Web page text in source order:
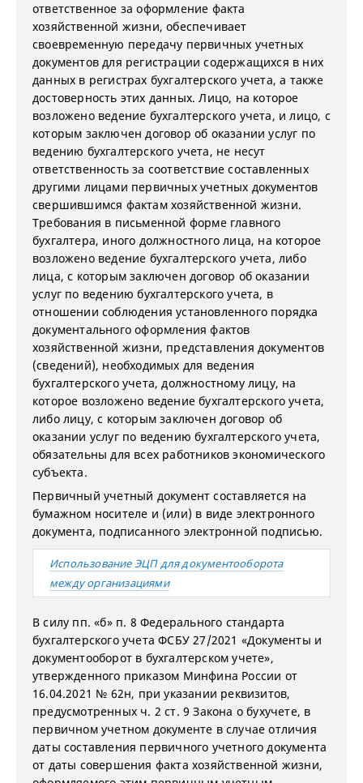
ответственное за оформление факта
хозяйственной жизни, обеспечивает
своевременную передачу первичных учетных
документов для регистрации содержащихся в них
данных в регистрах бухгалтерского учета, а также
достоверность этих данных. Лицо, на которое
возложено ведение бухгалтерского учета, и лицо, с
которым заключен договор об оказании услуг по
ведению бухгалтерского учета, не несут
ответственность за соответствие составленных
другими лицами первичных учетных документов
свершившимся фактам хозяйственной жизни.
Требования в письменной форме главного
бухгалтера, иного должностного лица, на которое
возложено ведение бухгалтерского учета, либо
лица, с которым заключен договор об оказании
услуг по ведению бухгалтерского учета, в
отношении соблюдения установленного порядка
документального оформления фактов
хозяйственной жизни, представления документов
(сведений), необходимых для ведения
бухгалтерского учета, должностному лицу, на
которое возложено ведение бухгалтерского учета,
либо лицу, с которым заключен договор об
оказании услуг по ведению бухгалтерского учета,
обязательны для всех работников экономического
субъекта.
Первичный учетный документ составляется на
бумажном носителе и (или) в виде электронного
документа, подписанного электронной подписью.
Использование ЭЦП для документооборота
между организациями
В силу пп. «б» п. 8 Федерального стандарта
бухгалтерского учета ФСБУ 27/2021 «Документы и
документооборот в бухгалтерском учете»,
утвержденного приказом Минфина России от
16.04.2021 № 62н, при указании реквизитов,
предусмотренных ч. 2 ст. 9 Закона о бухучете, в
первичном учетном документе в случае отличия
даты составления первичного учетного документа
от даты совершения факта хозяйственной жизни,